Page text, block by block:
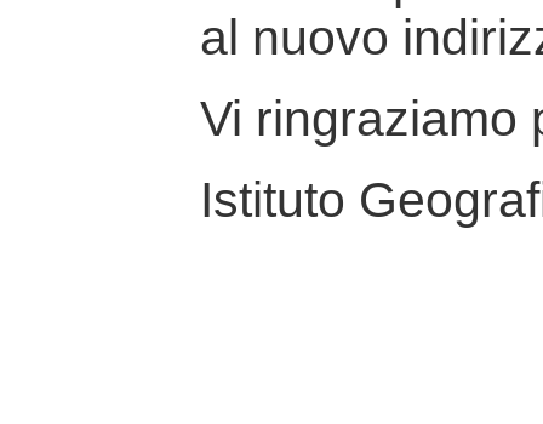
al nuovo
Vi ringraziamo
Istituto